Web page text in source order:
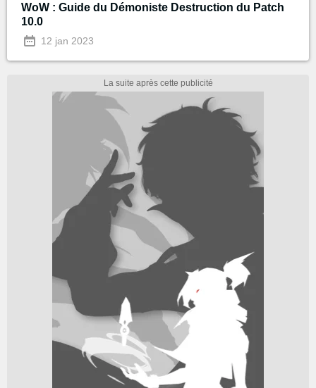
WoW : Guide du Démoniste Destruction du Patch
10.0
12 jan 2023